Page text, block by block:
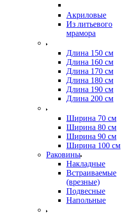
Акриловые
Из литьевого
мрамора
Длина 150 см
Длина 160 см
Длина 170 см
Длина 180 см
Длина 190 см
Длина 200 см
Ширина 70 см
Ширина 80 см
Ширина 90 см
Ширина 100 см
Раковины
Накладные
Встраиваемые
(врезные)
Подвесные
Напольные